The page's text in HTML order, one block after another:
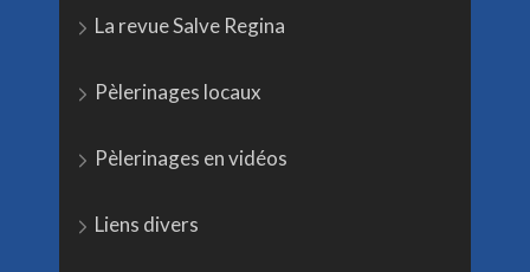
La revue Salve Regina
Pèlerinages locaux
Pèlerinages en vidéos
Liens divers